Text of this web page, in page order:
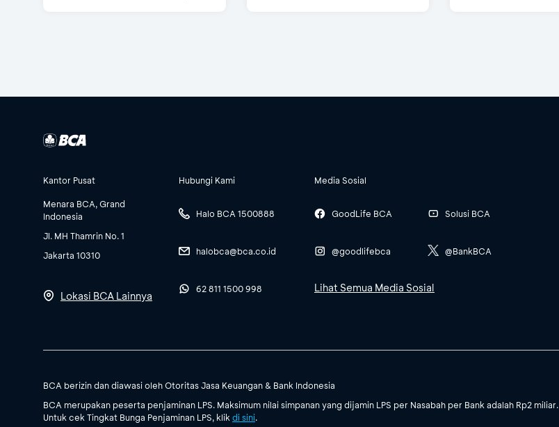
Kantor Pusat
Menara BCA, Grand
Indonesia
Jl. MH Thamrin No. 1
Jakarta 10310
Lokasi BCA Lainnya
Hubungi Kami
Halo BCA 1500888
halobca@bca.co.id
62 811 1500 998
Media Sosial
GoodLife BCA
@goodlifebca
Solusi BCA
@BankBCA
Lihat Semua Media Sosial
BCA berizin dan diawasi oleh Otoritas Jasa Keuangan & Bank Indonesia
BCA merupakan peserta penjaminan LPS. Maksimum nilai simpanan yang dijamin LPS per Nasabah per Bank adalah Rp2 miliar.
Untuk cek Tingkat Bunga Penjaminan LPS, klik di sini.